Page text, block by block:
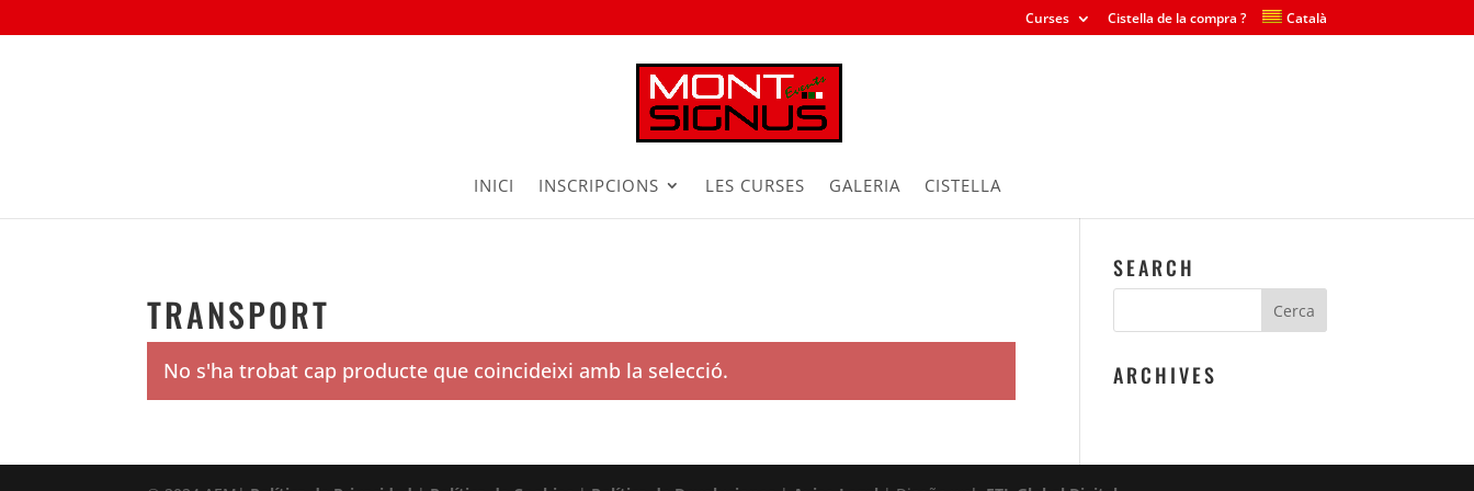
Curses Cistella de la compra ? Català
INICI INSCRIPCIONS LES CURSES GALERIA CISTELLA
TRANSPORT
No s'ha trobat cap producte que coincideixi amb la selecció.
SEARCH
ARCHIVES